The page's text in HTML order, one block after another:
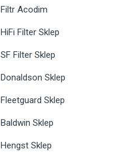
Filtr Acodim
HiFi Filter Sklep
SF Filter Sklep
Donaldson Sklep
Fleetguard Sklep
Baldwin Sklep
Hengst Sklep